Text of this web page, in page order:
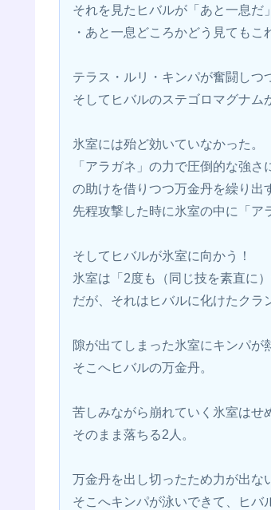
それを見たヒバルが「あと一息だ
・あと一息どころかどう見てもこ
テラス・ルリ・キンパが奮闘しつ
そしてヒバルのステゴロマグナム
氷室には殆ど効いていなかった。
「アラガネ」の力で圧倒的な強
の助けを借りつつ万金丹を繰り出
先程攻撃した時に氷室の中に「ア
そしてヒバルが氷室に向かう！
氷室は「2度も（同じ技を素直に
だが、それはヒバルに化けたクラ
隙が出てしまった氷室にキンパが
そこへヒバルの万金丹。
苦しみながら崩れていく氷室はせ
そのまま落ちる2人。
万金丹を出し切ったため力が出な
そこへキンパが泳いできて、ヒバ